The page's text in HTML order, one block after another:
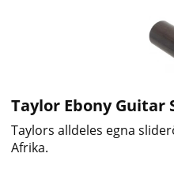
Taylor Ebony Guitar
Taylors alldeles egna
Afrika.